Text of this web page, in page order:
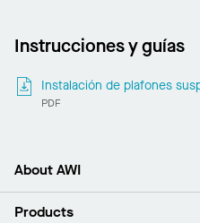
Instrucciones y guías
Instalación de plafones
PDF
About AWI
Acerca de nosotros
Products